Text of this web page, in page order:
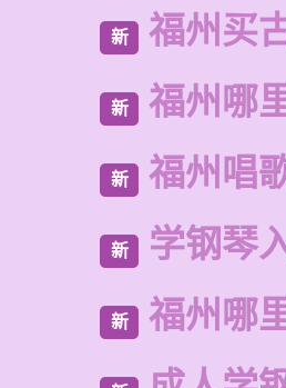
新 福州买
新 福州哪
新 福州唱
新 学钢琴
新 福州哪